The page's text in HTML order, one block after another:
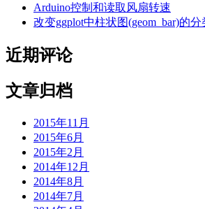
Arduino控制和读取风扇转速
改变ggplot中柱状图(geom_bar)的
近期评论
文章归档
2015年11月
2015年6月
2015年2月
2014年12月
2014年8月
2014年7月